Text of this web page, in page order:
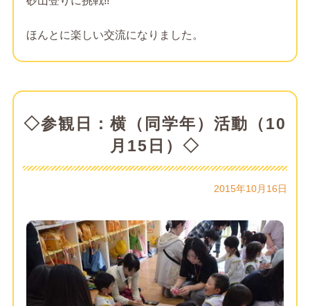
ほんとに楽しい交流になりました。
◇参観日：横（同学年）活動（10
月15日）◇
2015年10月16日